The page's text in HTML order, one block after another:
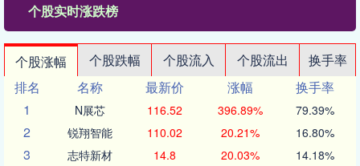
个股实时涨跌榜
个股涨幅 个股跌幅 个股流入 个股流出
换手率
排名
名称 最新价 涨幅
换手率
1
N展芯 116.52 396.89% 79.39%
2 锐翔智能 110.02 20.21% 16.80%
3 志特新材 14.8 20.03% 14.18%